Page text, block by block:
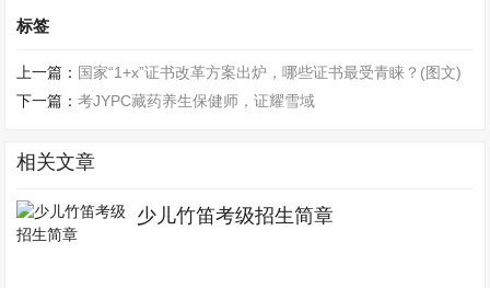
标签
上一篇： 国家“1+x”证书改革方案出炉，哪些证书最受青睐？(图文)
下一篇：考JYPC藏药养生保健师，证耀雪域
相关文章
少儿竹笛考级招生简章